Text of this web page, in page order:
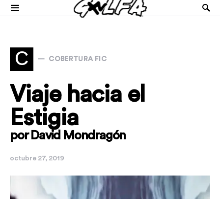
C COBERTURA FIC
Viaje hacia el
Estigia
por David Mondragón
octubre 27, 2019